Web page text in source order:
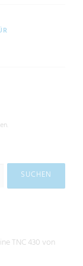
TNC 430 von